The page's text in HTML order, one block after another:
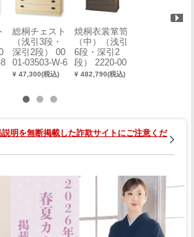
総桐チェスト
（浅引3段・
深引2段） 00
01-03503-W-6
¥ 47,300(税込)
焼桐衣裳箪笥
（中）（浅引
6段・深引2
段） 2220-00
014-W-1
¥ 482,790(税込)
明を無断掲載した詐欺サイトにご注意くだ